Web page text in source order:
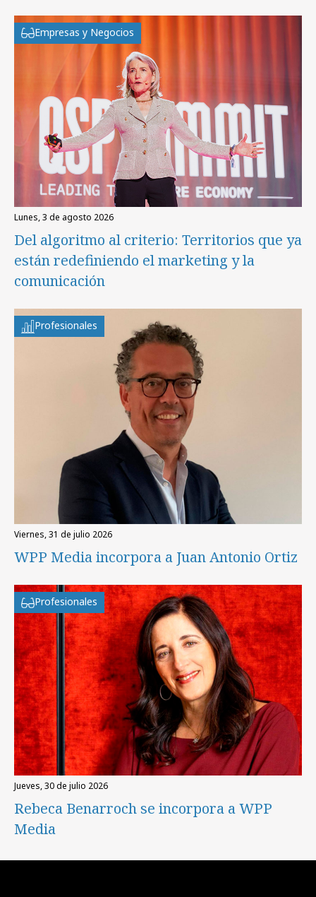
Empresas y Negocios
lunes, 3 de agosto 2026
Del algoritmo al criterio: Territorios que ya
están redefiniendo el marketing y la
comunicación
Profesionales
viernes, 31 de julio 2026
WPP Media incorpora a Juan Antonio Ortiz
Profesionales
jueves, 30 de julio 2026
Rebeca Benarroch se incorpora a WPP
Media